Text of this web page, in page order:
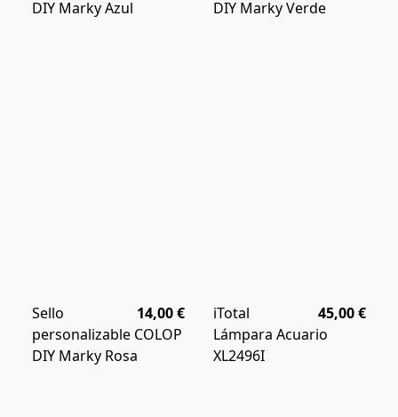
DIY Marky Azul DIY Marky Verde
14,00 €
Sello
personalizable COLOP
DIY Marky Rosa
45,00 €
iTotal
Lámpara Acuario
XL2496I